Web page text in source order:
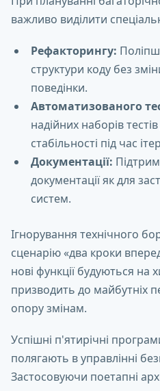
важливо виділити
Рефакторингу:
структури коду без
поведінки.
Автоматизованого
надійних наборів
стабільності під час
Документації:
документації як для
систем.
Ігнорування технічного
сценарію «два кроки
нові функції будуються на
призводить до майбутніх
опору змінам.
Успішні п'ятирічні
полягають в управлінні
Застосовуючи поетапні